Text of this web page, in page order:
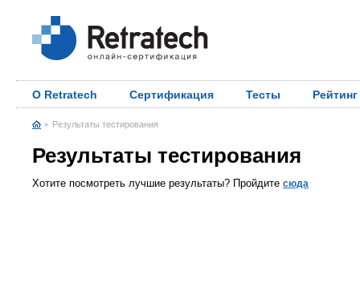
О Retratech Сертификация Тесты Рейтинг
Результаты тестирования
Результаты тестирования
Хотите посмотреть лучшие результаты? Пройдите сюда